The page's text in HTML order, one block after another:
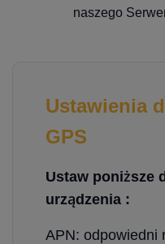
naszego
Ustawienia
GPS
Ustaw poniższe
urządzenia :
APN: odpowiedni